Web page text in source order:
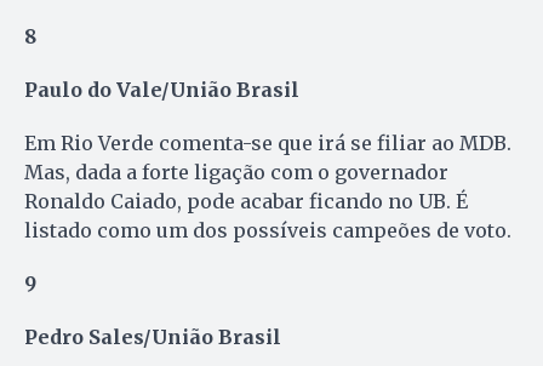
8
Paulo do Vale/União Brasil
Em Rio Verde comenta-se que irá se filiar ao MDB.
Mas, dada a forte ligação com o governador
Ronaldo Caiado, pode acabar ficando no UB. É
listado como um dos possíveis campeões de voto.
9
Pedro Sales/União Brasil